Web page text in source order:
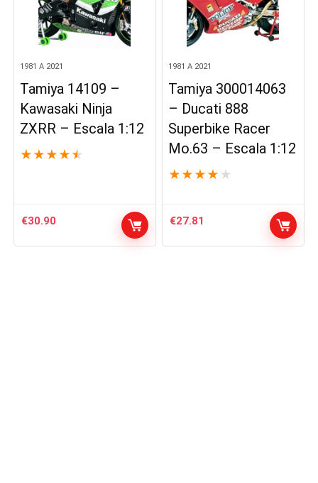
1981 A 2021
Tamiya 14109 –
Kawasaki Ninja
ZXRR – Escala 1:12
★ ★ ★ ★ ★
€30.90
1981 A 2021
Tamiya 300014063
– Ducati 888
Superbike Racer
Mo.63 – Escala 1:12
★ ★ ★ ★ ★
€27.81